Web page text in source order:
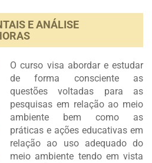
E ANÁLISE
O curso visa abordar e estudar
de forma consciente as
questões voltadas para as
pesquisas em relação ao meio
ambiente bem como as
práticas e ações educativas em
relação ao uso adequado do
meio ambiente tendo em vista